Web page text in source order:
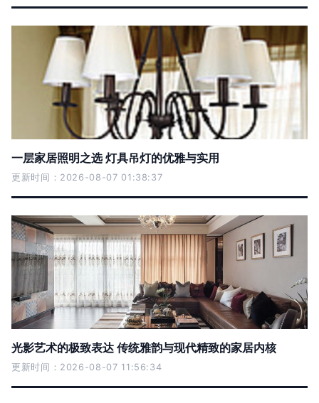
一层家居照明之选 灯具吊灯的优雅与实用
更新时间：2026-08-07 01:38:37
光影艺术的极致表达 传统雅韵与现代精致的家居内核
更新时间：2026-08-07 11:56:34